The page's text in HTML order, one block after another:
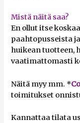
Mistä näitä saa?
En ollut itse
paahtopusseista
huikean tuotteen,
vaatimattomasti
Näitä myy mm. *
toimitukset
Kannattaa tilata